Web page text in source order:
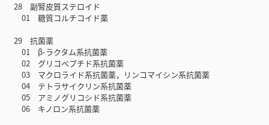
28 副腎皮質ステロイド
01 糖質コルチコイド薬
29 抗菌薬
01 β-ラクタム系抗菌薬
02 グリコペプチド系抗菌薬
03 マクロライド系抗菌薬，リンコマイシン系抗菌薬
04 テトラサイクリン系抗菌薬
05 アミノグリコシド系抗菌薬
06 キノロン系抗菌薬